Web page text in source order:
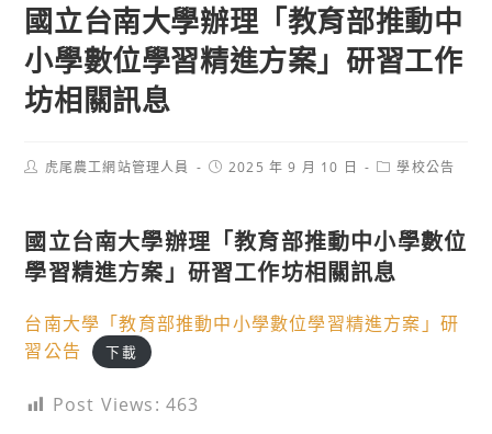
國立台南大學辦理「教育部推動中
小學數位學習精進方案」研習工作
坊相關訊息
Post虎尾農工網站管理人員
Post2025 年 9 月 10 日
Post學校公告
國立台南大學辦理「教育部推動中小學數位
學習精進方案」研習工作坊相關訊息
台南大學「教育部推動中小學數位學習精進方案」研
習公告
下載
Post Views: 463